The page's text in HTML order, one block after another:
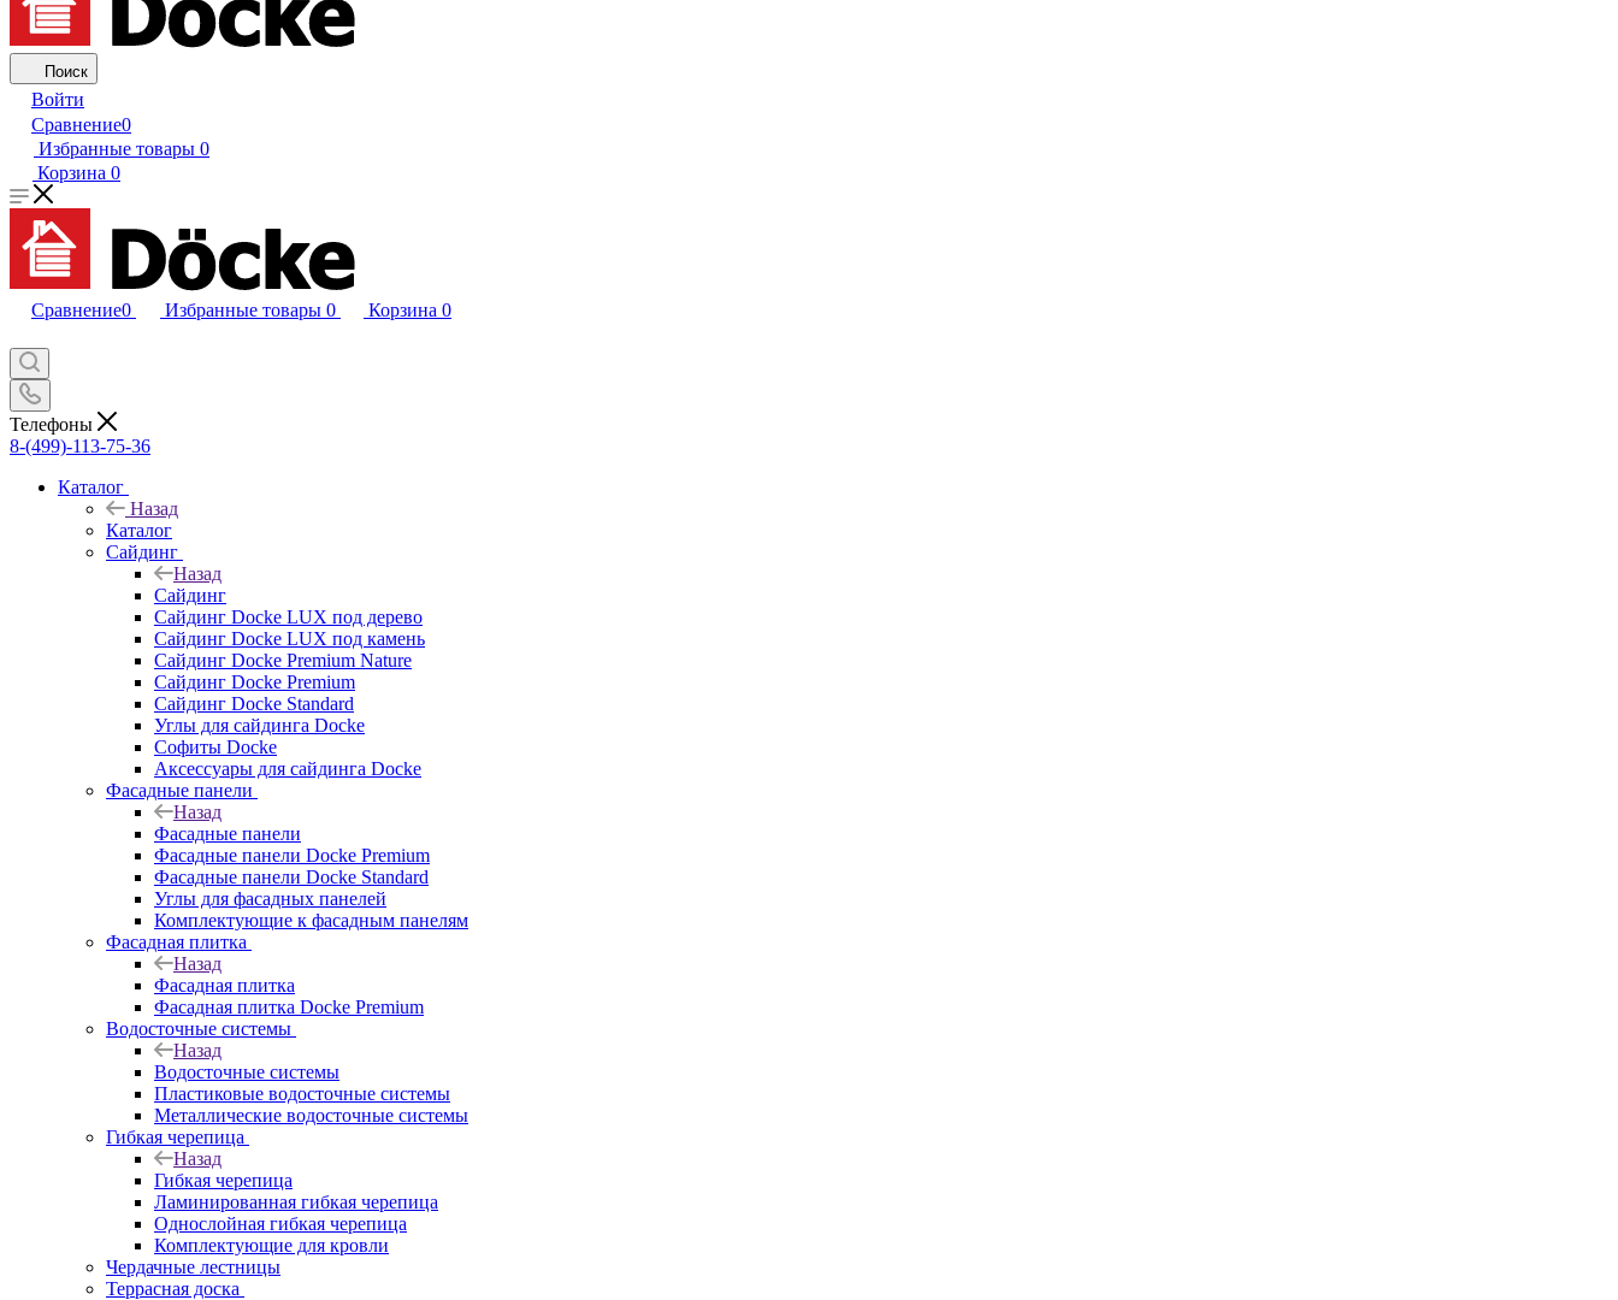
Поиск
Войти
Сравнение0
Избранные товары 0
Корзина 0
Сравнение0 Избранные товары 0 Корзина 0
Телефоны
8-(499)-113-75-36
Каталог
Назад
Каталог
Сайдинг
Назад
Сайдинг
Сайдинг Docke LUX под дерево
Сайдинг Docke LUX под камень
Сайдинг Docke Premium Nature
Сайдинг Docke Premium
Сайдинг Docke Standard
Углы для сайдинга Docke
Софиты Docke
Аксессуары для сайдинга Docke
Фасадные панели
Назад
Фасадные панели
Фасадные панели Docke Premium
Фасадные панели Docke Standard
Углы для фасадных панелей
Комплектующие к фасадным панелям
Фасадная плитка
Назад
Фасадная плитка
Фасадная плитка Docke Premium
Водосточные системы
Назад
Водосточные системы
Пластиковые водосточные системы
Металлические водосточные системы
Гибкая черепица
Назад
Гибкая черепица
Ламинированная гибкая черепица
Однослойная гибкая черепица
Комплектующие для кровли
Чердачные лестницы
Террасная доска